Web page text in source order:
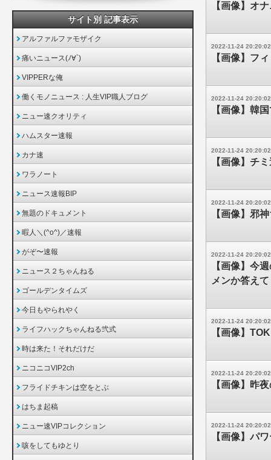
【画像】オ
2022-11-24 20:20:02
【画像】フ
2022-11-24 20:20:02
【画像】韓
2022-11-24 20:20:02
【画像】チ
2022-11-24 20:20:02
【画像】邪
2022-11-24 20:20:02
【画像】今
メンか答え
2022-11-24 20:20:02
【画像】
2022-11-24 20:20:02
【画像】昨
2022-11-24 20:20:02
【画像】パ
サイト別 記事表示
アルファルファモザイク
痛いニュース(ﾉ∀`)
VIPPERな俺
働くモノニュース : 人生VIP職人ブログ
ニュー速クオリティ
ハムスター速報
カナ速
ワラノート
ニュース速報BIP
無題のドキュメント
暇人＼(^o^)／速報
がぞ〜速報
ニュース２ちゃんねる
ゴールデンタイムズ
今日もやられやく
ライフハックちゃんねる弐式
時は来た！それだけだ
ニコニコVIP2ch
フライドチキンは空をとぶ
はちま起稿
ニュー速VIPコレクション
咳をしてもゆとり